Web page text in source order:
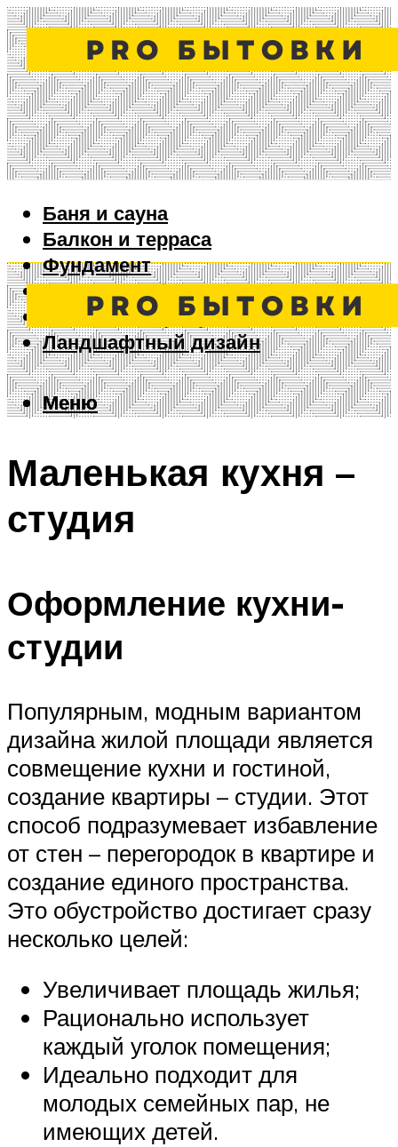
Баня и сауна
Балкон и терраса
Фундамент
Ворота и забор
Дизайн интерьера
Ландшафтный дизайн
Меню
Меню
Маленькая кухня –
студия
Оформление кухни-
студии
Популярным, модным вариантом
дизайна жилой площади является
совмещение кухни и гостиной,
создание квартиры – студии. Этот
способ подразумевает избавление
от стен – перегородок в квартире и
создание единого пространства.
Это обустройство достигает сразу
несколько целей:
Увеличивает площадь жилья;
Рационально использует
каждый уголок помещения;
Идеально подходит для
молодых семейных пар, не
имеющих детей.